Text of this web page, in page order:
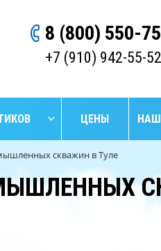
8 (800) 550-
+7 (910) 942-55-52
ЦЕНЫ
скважин в Туле